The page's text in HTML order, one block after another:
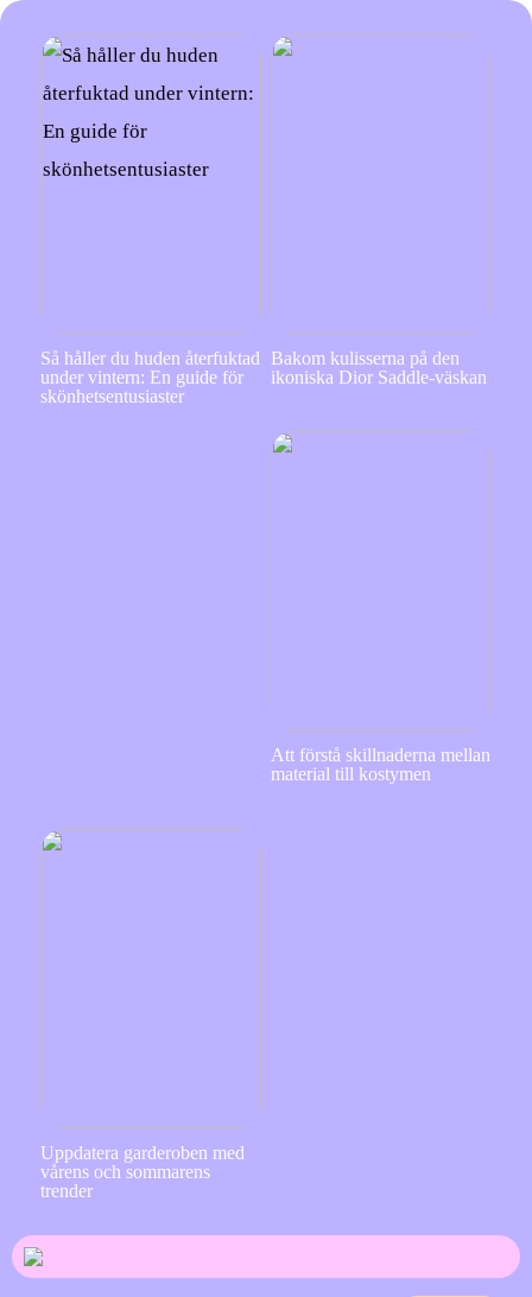
Så håller du huden återfuktad
under vintern: En guide för
skönhetsentusiaster
Bakom kulisserna på den
ikoniska Dior Saddle-väskan
Att förstå skillnaderna mellan
material till kostymen
Uppdatera garderoben med
vårens och sommarens
trender